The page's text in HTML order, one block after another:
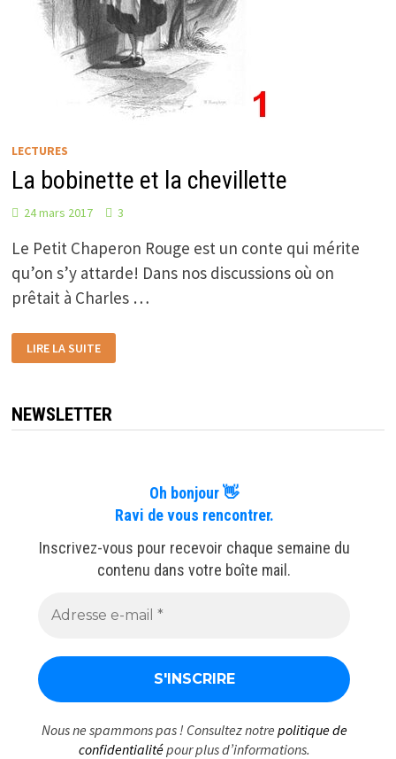
LECTURES
La bobinette et la chevillette
24 mars 2017 3
Le Petit Chaperon Rouge est un conte qui mérite
qu’on s’y attarde! Dans nos discussions où on
prêtait à Charles …
BOBINETTE
ET
LIRE LA SUITE
NEWSLETTER
Oh bonjour 👋
Ravi de vous rencontrer.
Inscrivez-vous pour recevoir chaque semaine du
contenu dans votre boîte mail.
Nous ne spammons pas ! Consultez notre politique de
confidentialitépour plus d’informations.